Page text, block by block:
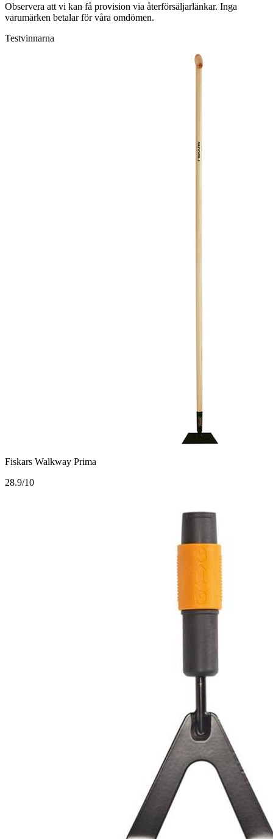
Observera att vi kan få provision via återförsäljarlänkar. Inga
varumärken betalar för våra omdömen.
Testvinnarna
Fiskars Walkway Prima
28.9/10